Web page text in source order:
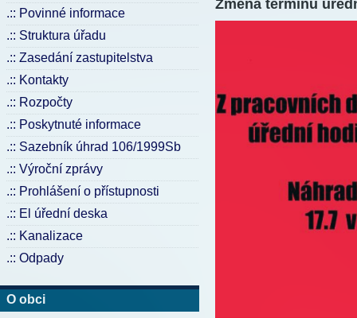
.:: Povinné informace
.:: Struktura úřadu
.:: Zasedání zastupitelstva
.:: Kontakty
.:: Rozpočty
.:: Poskytnuté informace
.:: Sazebník úhrad 106/1999Sb
.:: Výroční zprávy
.:: Prohlášení o přístupnosti
.:: El úřední deska
.:: Kanalizace
.:: Odpady
O obci
Změna termínu